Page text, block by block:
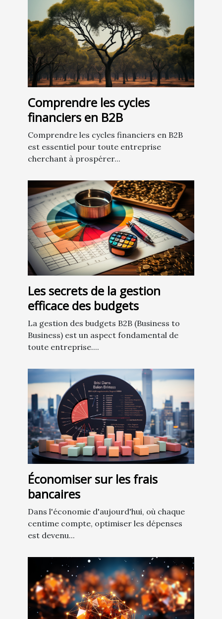
Comprendre les cycles
financiers en B2B
Comprendre les cycles financiers en B2B
est essentiel pour toute entreprise
cherchant à prospérer...
Les secrets de la gestion
efficace des budgets
La gestion des budgets B2B (Business to
Business) est un aspect fondamental de
toute entreprise....
Économiser sur les frais
bancaires
Dans l'économie d'aujourd'hui, où chaque
centime compte, optimiser les dépenses
est devenu...